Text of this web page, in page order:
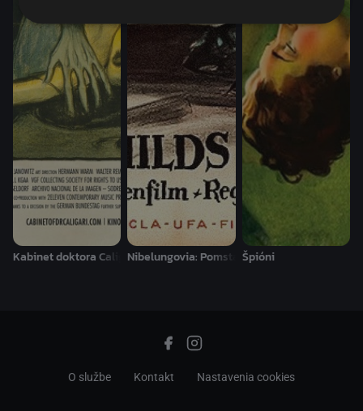
Kabinet doktora CaligarihoNibelungovia: Pomsta Krimhildina
Špióni
O službe Kontakt Nastavenia cookies